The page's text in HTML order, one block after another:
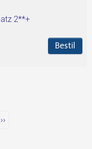
2**+
Bestil
››